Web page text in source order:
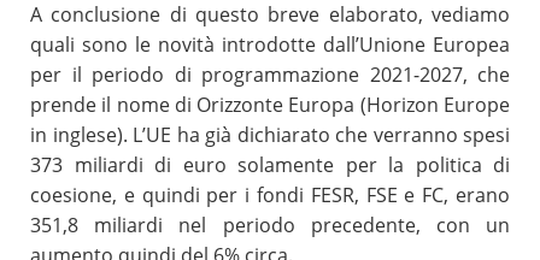
A conclusione di questo breve elaborato, vediamo
quali sono le novità introdotte dall’Unione Europea
per il periodo di programmazione 2021-2027, che
prende il nome di Orizzonte Europa (Horizon Europe
in inglese). L’UE ha già dichiarato che verranno spesi
373 miliardi di euro solamente per la politica di
coesione, e quindi per i fondi FESR, FSE e FC, erano
351,8 miliardi nel periodo precedente, con un